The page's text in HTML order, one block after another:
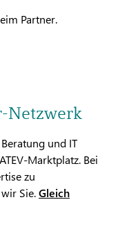
Partner.
Netzwerk
und IT
Marktplatz. Bei
zu
Sie.Gleich